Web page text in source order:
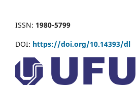
ISSN: 1980-5799
DOI: https://doi.org/10.14393/dl